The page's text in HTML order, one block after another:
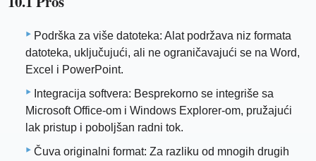
Podrška za više datoteka: Alat podržava niz formata
datoteka, uključujući, ali ne ograničavajući se na Word,
Excel i PowerPoint.
Integracija softvera: Besprekorno se integriše sa
Microsoft Office-om i Windows Explorer-om, pružajući
lak pristup i poboljšan radni tok.
Čuva originalni format: Za razliku od mnogih drugih